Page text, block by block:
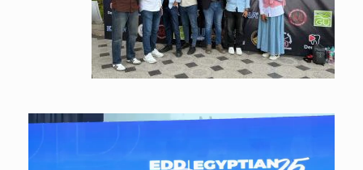
Video